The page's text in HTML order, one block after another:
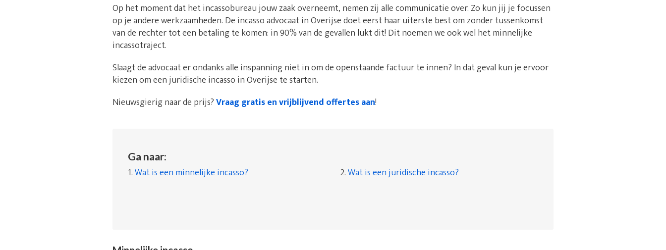
Op het moment dat het incassobureau jouw zaak overneemt, nemen zij alle communicatie over. Zo kun jij je focussen
op je andere werkzaamheden. De incasso advocaat in Overijse doet eerst haar uiterste best om zonder tussenkomst
van de rechter tot een betaling te komen: in 90% van de gevallen lukt dit! Dit noemen we ook wel het minnelijke
incassotraject.
Slaagt de advocaat er ondanks alle inspanning niet in om de openstaande factuur te innen? In dat geval kun je ervoor
kiezen om een juridische incasso in Overijse te starten.
Nieuwsgierig naar de prijs?Vraag gratis en vrijblijvend offertes aan!
Ga naar:
1.Wat is een minnelijke incasso? 2.Wat is een juridische incasso?